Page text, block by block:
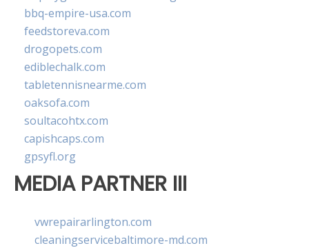
bbq-empire-usa.com
feedstoreva.com
drogopets.com
ediblechalk.com
tabletennisnearme.com
oaksofa.com
soultacohtx.com
capishcaps.com
gpsyfl.org
MEDIA PARTNER III
vwrepairarlington.com
cleaningservicebaltimore-md.com